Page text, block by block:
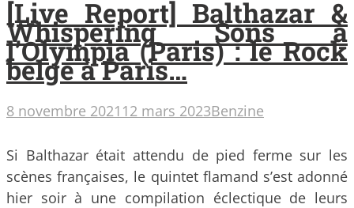
[Live Report] Balthazar &
Whispering Sons à
l’Olympia (Paris) : le Rock
belge à Paris…
8 novembre 2021 12 mars 2023Benzine
Si Balthazar était attendu de pied ferme sur les
scènes françaises, le quintet flamand s’est adonné
hier soir à une compilation éclectique de leurs